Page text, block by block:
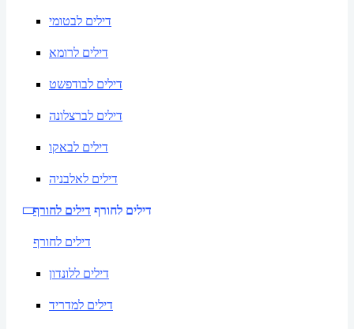
דילים לבטומי
דילים לרומא
דילים לבודפשט
דילים לברצלונה
דילים לבאקו
דילים לאלבניה
דילים לחורף דילים לחורף
דילים לחורף
דילים ללונדון
דילים למדריד